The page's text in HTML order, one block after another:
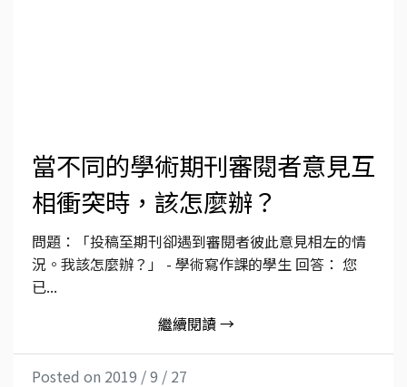
當不同的學術期刊審閱者意見互
相衝突時，該怎麼辦？
問題：「投稿至期刊卻遇到審閱者彼此意見相左的情
況。我該怎麼辦？」 - 學術寫作課的學生 回答： 您
已...
繼續閱讀 →
Posted on 2019 / 9 / 27